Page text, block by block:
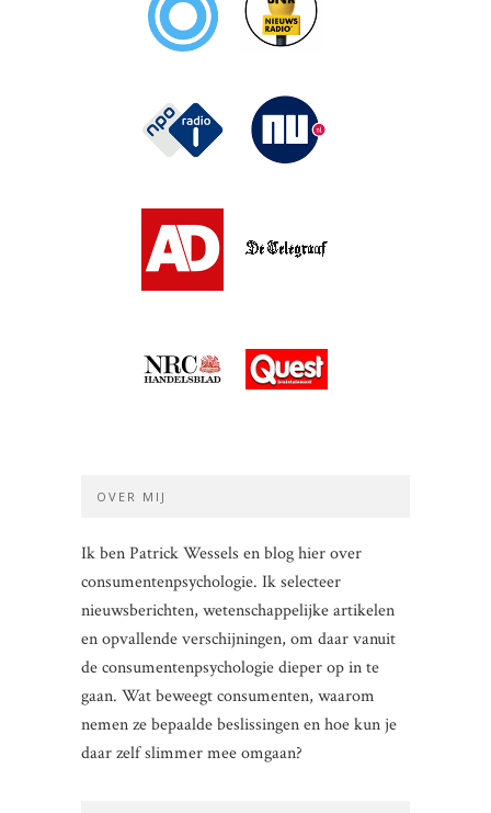
OVER MIJ
Ik ben Patrick Wessels en blog hier over
consumentenpsychologie. Ik selecteer
nieuwsberichten, wetenschappelijke artikelen
en opvallende verschijningen, om daar vanuit
de consumentenpsychologie dieper op in te
gaan. Wat beweegt consumenten, waarom
nemen ze bepaalde beslissingen en hoe kun je
daar zelf slimmer mee omgaan?